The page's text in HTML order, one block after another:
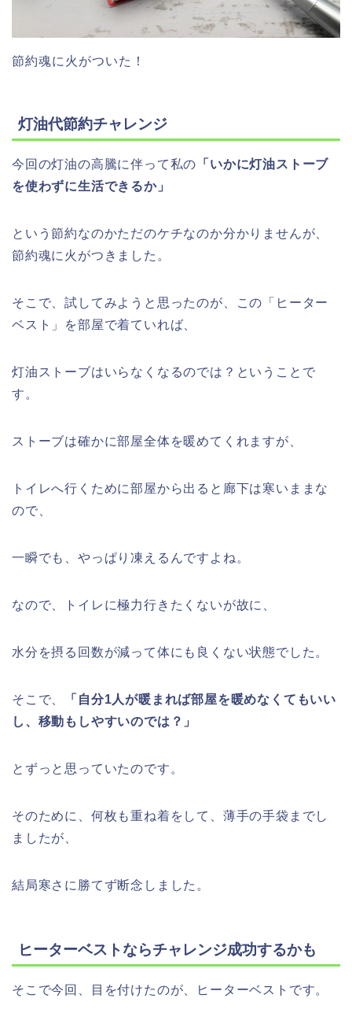
節約魂に火がついた！
灯油代節約チャレンジ
今回の灯油の高騰に伴って私の 「いかに灯油ストーブ
を使わずに生活できるか」
という節約なのかただのケチなのか分かりませんが、
節約魂に火がつきました。
そこで、試してみようと思ったのが、この「ヒーター
ベスト」を部屋で着ていれば、
灯油ストーブはいらなくなるのでは？ということで
す。
ストーブは確かに部屋全体を暖めてくれますが、
トイレへ行くために部屋から出ると廊下は寒いままな
ので、
一瞬でも、やっぱり凍えるんですよね。
なので、トイレに極力行きたくないが故に、
水分を摂る回数が減って体にも良くない状態でした。
そこで、
「自分1人が暖まれば部屋を暖めなくてもいい
し、移動もしやすいのでは？」
とずっと思っていたのです。
そのために、何枚も重ね着をして、薄手の手袋までし
ましたが、
結局寒さに勝てず断念しました。
ヒーターベストならチャレンジ成功するかも
そこで今回、目を付けたのが、ヒーターベストです。